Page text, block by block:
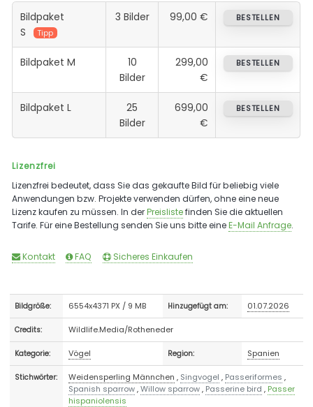
Bildpaket
S
Tipp
3 Bilder 99,00 € BESTELLEN
Bildpaket M
10
Bilder
299,00
€
BESTELLEN
Bildpaket L
25
Bilder
699,00
€
BESTELLEN
Lizenzfrei
Lizenzfrei bedeutet, dass Sie das gekaufte Bild für beliebig viele
Anwendungen bzw. Projekte verwenden dürfen, ohne eine neue
Lizenz kaufen zu müssen. In derPreislistefinden Sie die aktuellen
Tarife. Für eine Bestellung senden Sie uns bitte eineE-Mail Anfrage.
Kontakt FAQ Sicheres Einkaufen
Bildgröße: 6554x4371 PX / 9 MB Hinzugefügt am: 01.07.2026
Credits: Wildlife.Media/Rotheneder
Kategorie: Vögel Region: Spanien
Stichwörter: Weidensperling Männchen , Singvogel , Passeriformes ,
Spanish sparrow,Willow sparrow, Passerine bird , Passer
hispaniolensis